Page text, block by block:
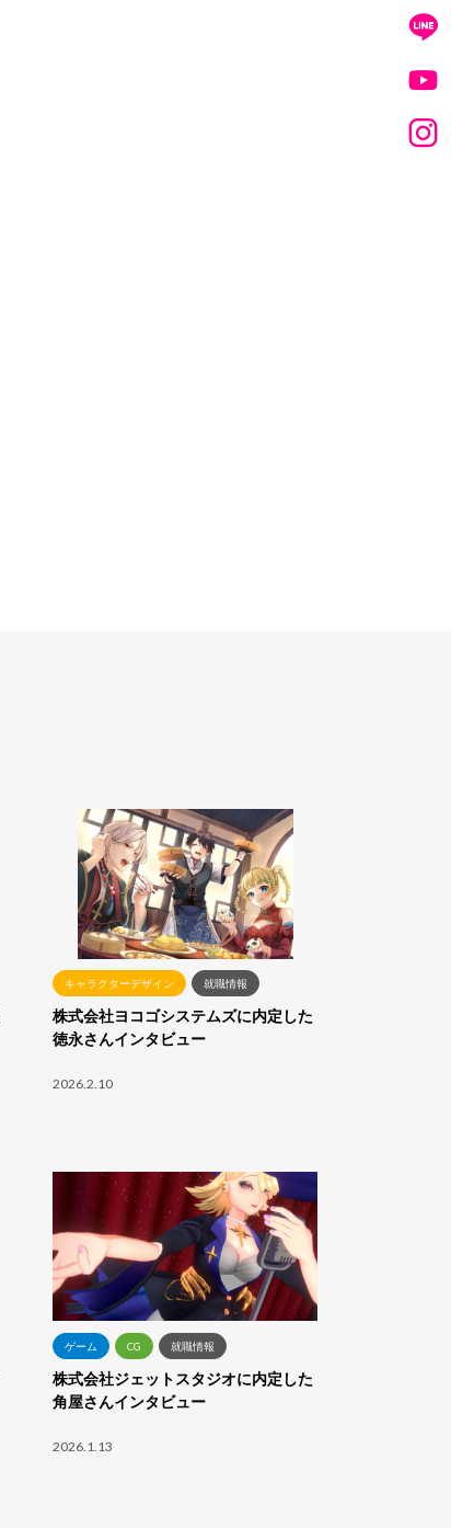
キャラクターデザイン 就職情報
株式会社ヨコゴシステムズに内定した
徳永さんインタビュー
2026.2.10
ゲーム CG 就職情報
株式会社ジェットスタジオに内定した
角屋さんインタビュー
2026.1.13